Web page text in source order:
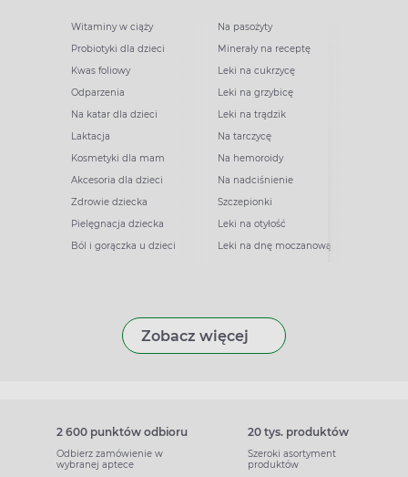
Witaminy w ciąży
Probiotyki dla dzieci
Kwas foliowy
Odparzenia
Na katar dla dzieci
Laktacja
Kosmetyki dla mam
Akcesoria dla dzieci
Zdrowie dziecka
Pielęgnacja dziecka
Ból i gorączka u dzieci
Na pasożyty
Minerały na receptę
Leki na cukrzycę
Leki na grzybicę
Leki na trądzik
Na tarczycę
Na hemoroidy
Na nadciśnienie
Szczepionki
Leki na otyłość
Leki na dnę moczanową
Zobacz więcej
2 600 punktów odbioru
Odbierz zamówienie w
wybranej aptece
20 tys. produktów
Szeroki asortyment
produktów